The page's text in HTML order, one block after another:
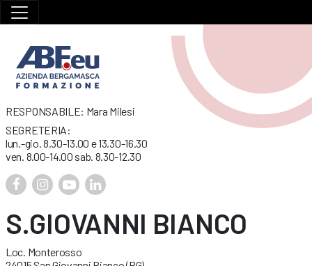
RESPONSABILE: Mara Milesi
SEGRETERIA:
lun.-gio. 8.30-13.00 e 13.30-16.30
ven. 8.00-14.00 sab. 8.30-12.30
S.GIOVANNI BIANCO
Loc. Monterosso